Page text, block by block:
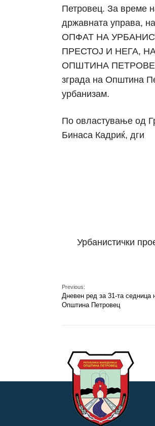
Петровец. За време
државната управа,
ОПФАТ НА
ПРЕСТОЈ И НЕГА, НА
ОПШТИНА ПЕТРОВЕЦ
зграда на Општина
урбанизам.
По овластување од
Бинаса Кадриќ, дги
Урбанистички
Previous:
Дневен ред за 31-та седница
Општина Петровец